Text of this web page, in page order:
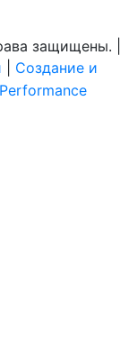
защищены. |
Создание и